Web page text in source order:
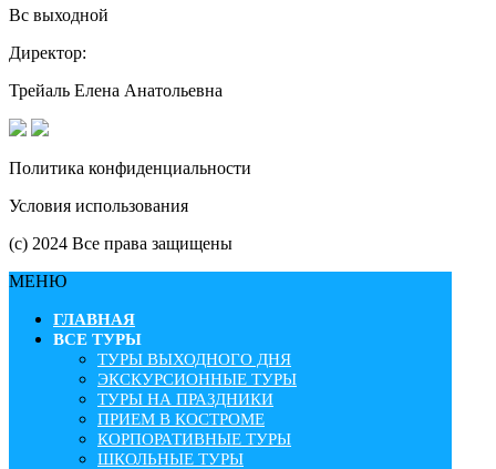
Вс выходной
Директор:
Трейаль Елена Анатольевна
Политика конфиденциальности
Условия использования
(с) 2024 Все права защищены
МЕНЮ
ГЛАВНАЯ
ВСЕ ТУРЫ
ТУРЫ ВЫХОДНОГО ДНЯ
ЭКСКУРСИОННЫЕ ТУРЫ
ТУРЫ НА ПРАЗДНИКИ
ПРИЕМ В КОСТРОМЕ
КОРПОРАТИВНЫЕ ТУРЫ
ШКОЛЬНЫЕ ТУРЫ